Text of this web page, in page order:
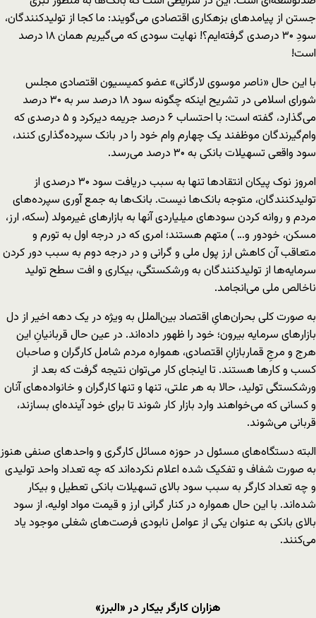
جستن از پیامدهای بزهکاری اقتصادی می‌‌گویند: ما کجا از تولیدکنندگان،
سودِ ۳۰ درصدی گرفته‌ایم؟! نهایت سودی که می‌گیریم همان ۱۸ درصد
است!
با این حال «ناصر موسوی لارگانی» عضو کمیسیون اقتصادی مجلس
شورای اسلامی در تشریح اینکه چگونه سود ۱۸ درصد سر به ۳۰ درصد
می‌گذارد، گفته است: با احتساب ۶ درصد جریمه دیرکرد و ۵ درصدی که
وام‌گیرندگان موظفند یک چهارم وام خود را در بانک سپرده‌گذاری کنند،
سود واقعی تسهیلات بانکی به ۳۰ درصد می‌رسد.
امروز نوک پیکان انتقاد‌ها تنها به سبب دریافت سود ۳۰ درصدی از
تولیدکنندگان، متوجه بانک‌ها نیست. بانک‌ها به جمع آوری سپرده‌های
مردم و روانه کردن سودهای میلیاردی آنها به بازارهای غیرمولد (سکه، ارز،
مسکن، خودور و… ) متهم هستند؛ امری که در درجه اول به تورم و
متعاقب آن کاهش ارز پول ملی و گرانی و در درجه دوم به سبب دور کردن
سرمایه‌‌ها از تولیدکنندگان به ورشکستگی، بیکاری و افت سطح تولید
ناخالص ملی می‌انجامد.
به صورت کلی بحران‌‌هایِ اقتصاد بین‌الملل به ویژه در یک دهه اخیر از دل
بازارهای سرمایه بیرون؛ خود را ظهور داده‌اند. در عین حال قربانیانِ این
هرج و مرجِ قماربازانِ اقتصادی، همواره مردم شامل کارگران و صاحبان
کسب و کارها هستند. تا اینجای کار می‌توان نتیجه گرفت که بعد از
ورشکستگی تولید، حالا به هر علتی، تنها و تنها کارگران و خانواده‌های آنان
و کسانی که می‌خواهند وارد بازار کار شوند تا برای خود آینده‌ای بسازند،
قربانی می‌شوند.
البته دستگاه‌های مسئول در حوزه مسائل کارگری و واحدهای صنفی هنوز
به صورت شفاف و تفکیک شده اعلام نکرده‌اند که چه تعداد واحد تولیدی
و چه تعداد کارگر به سبب سود بالای تسهیلات بانکی تعطیل و بیکار
شده‌اند. با این حال همواره در کنار گرانی ارز و قیمت مواد اولیه، از سود
بالای بانکی به عنوان یکی از عوامل نابودی فرصت‌های شغلی موجود یاد
می‌کنند.
هزاران کارگر بیکار در «البرز»